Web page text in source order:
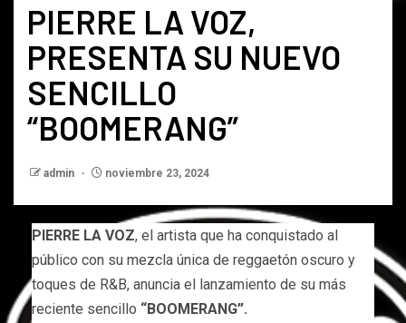
PIERRE LA VOZ,
PRESENTA SU NUEVO
SENCILLO
“BOOMERANG”
admin noviembre 23, 2024
PIERRE LA VOZ, el artista que ha conquistado al
público con su mezcla única de reggaetón oscuro y
toques de R&B, anuncia el lanzamiento de su más
reciente sencillo “BOOMERANG”.